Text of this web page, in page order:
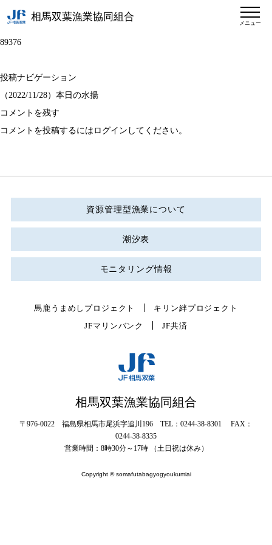
相馬双葉漁業協同組合
メニュー
89376
投稿ナビゲーション
（2022/11/28）本日の水揚
コメントを残す
コメントを投稿するには ログイン してください。
資源管理型漁業について
潮汐表
モニタリング情報
馬鹿うまめしプロジェクト
キリン絆プロジェクト
JFマリンバンク
JF共済
相馬双葉漁業協同組合
〒976-0022 福島県相馬市尾浜字追川196 TEL：0244-38-8301 FAX：
0244-38-8335
営業時間：8時30分～17時 （土日祝は休み）
Copyright © somafutabagyogyoukumiai